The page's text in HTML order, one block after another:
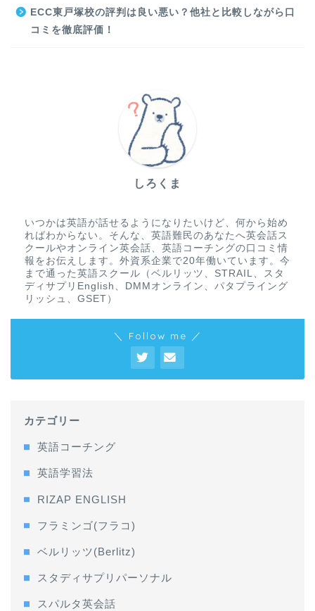
ECC東戸塚校の評判は良い悪い？他社と比較しながら口
コミを徹底評価！
しろくま
いつかは英語が話せるようになりたいけど、何から始め
ればわからない。そんな、英語難民のあなたへ英会話ス
クールやオンライン英会話、英語コーチングの口コミ情
報をお伝えします。外資系企業で20年働いています。今
まで通った英語スクール（ベルリッツ、STRAIL、スタ
ディサプリEnglish、DMMオンライン、パタプライング
リッシュ、GSET）
＼ Follow me ／
カテゴリー
英語コーチング
英語学習法
RIZAP ENGLISH
フラミンゴ(フラコ)
ベルリッツ(Berlitz)
スタディサプリパーソナル
スパルタ英会話